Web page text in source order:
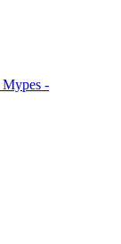
Mypes -